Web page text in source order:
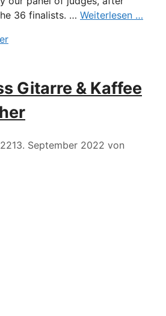
36 finalists. … Weiterlesen …
Gitarre & Kaffee
13. September 2022 von